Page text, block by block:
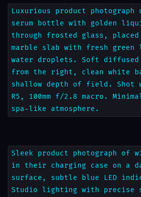
Luxurious product
serum bottle with golden
through frosted glass,
marble slab with fresh green
water droplets. Soft
from the right, clean white
shallow depth of field. Shot
R5, 100mm f/2.8 macro.
spa-like atmosphere.
Sleek product photograph of
in their charging case on a
surface, subtle blue LED
Studio lighting with precise